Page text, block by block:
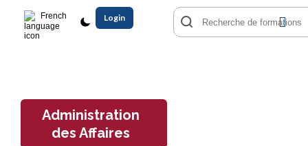
French Login
Administration
des Affaires